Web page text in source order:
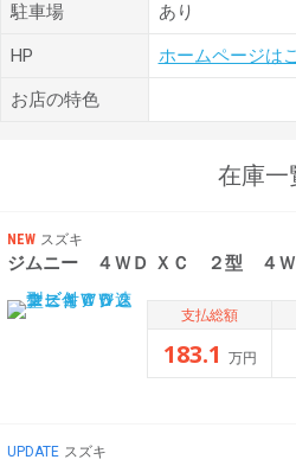
駐車場 あり
HP ホームページは
お店の特色
在庫一
NEW スズキ
ジムニー ４ＷＤ ＸＣ ２型 ４
支払総額
183.1 万円
UPDATE スズキ